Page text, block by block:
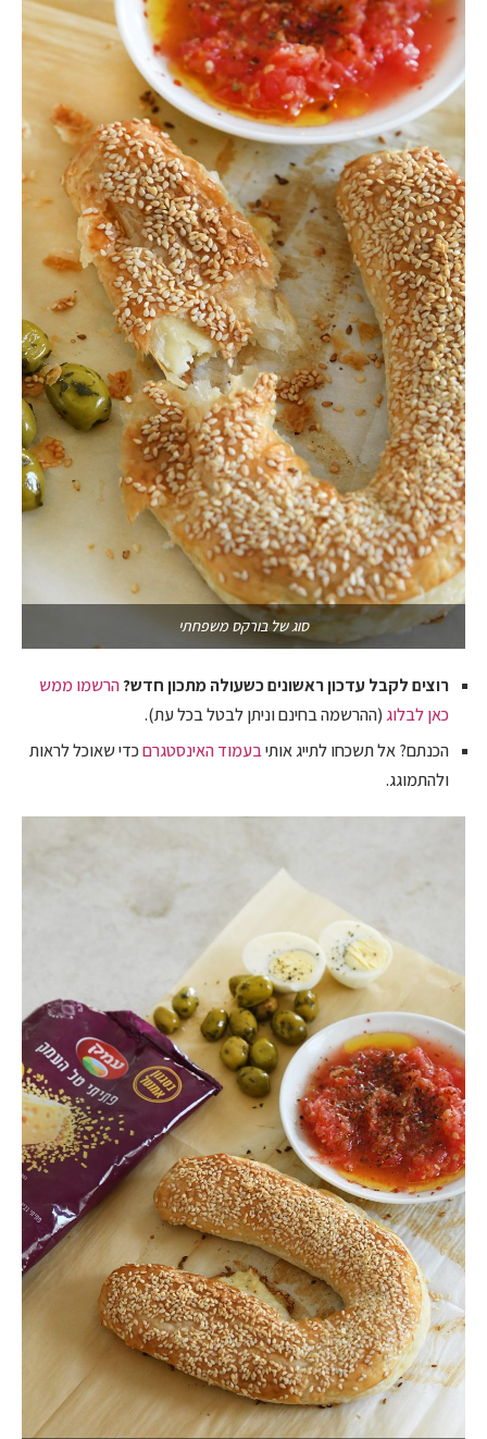
סוג של בורקס משפחתי
רוצים לקבל עדכון ראשונים כשעולה מתכון חדש?הרשמו ממש
כאן לבלוג(ההרשמה בחינם וניתן לבטל בכל עת).
הכנתם? אל תשכחו לתייג אותיבעמוד האינסטגרםכדי שאוכל לראות
ולהתמוגג.